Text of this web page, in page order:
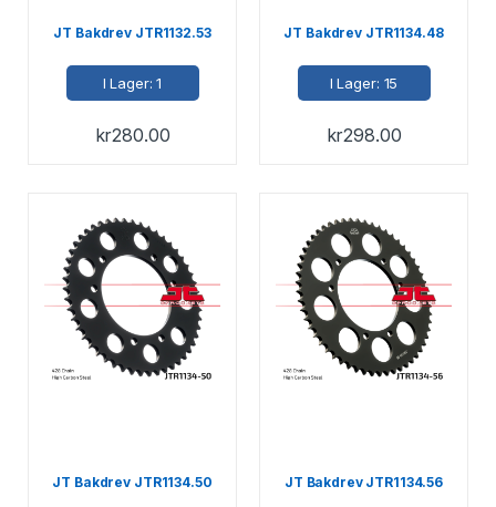
JT Bakdrev JTR1132.53
I Lager: 1
kr280.00
JT Bakdrev JTR1134.48
I Lager: 15
kr298.00
JT Bakdrev JTR1134.50 JT Bakdrev JTR1134.56